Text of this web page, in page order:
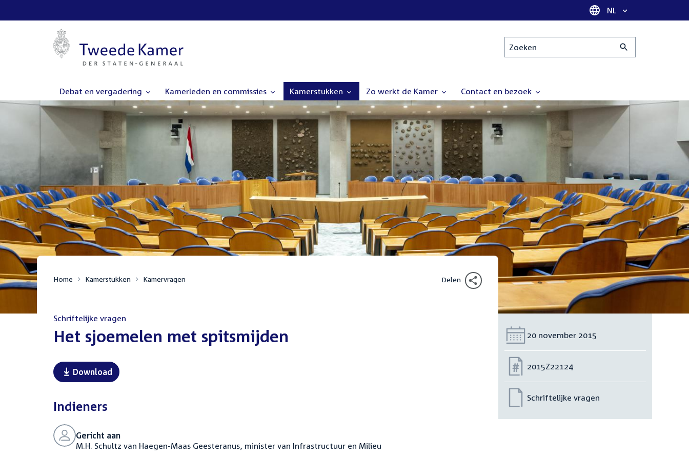
Taal selectie
NL
Zoeken
Debat en vergadering Kamerleden en commissies Kamerstukken Zo werkt de Kamer Contact en bezoek
Home Kamerstukken Kamervragen Delen
Schriftelijke vragen
:Het sjoemelen met spitsmijden
Download
Indieners
Gericht aan
M.H. Schultz van Haegen-Maas Geesteranus, minister van Infrastructuur en Milieu
Datum:
20 november 2015
Nummer:
2015Z22124
Schriftelijke vragen